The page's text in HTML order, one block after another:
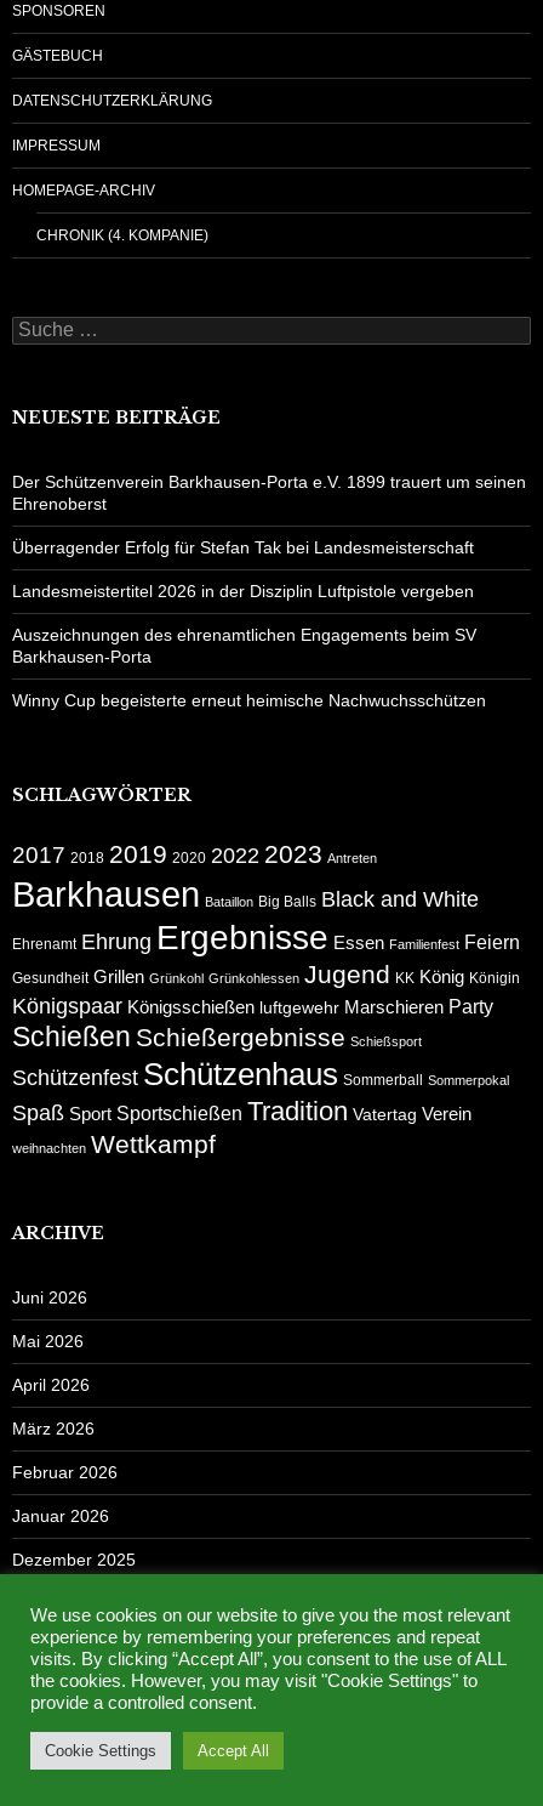
SPONSOREN
GÄSTEBUCH
DATENSCHUTZERKLÄRUNG
IMPRESSUM
HOMEPAGE-ARCHIV
CHRONIK (4. KOMPANIE)
Suche
nach:
NEUESTE BEITRÄGE
Der Schützenverein Barkhausen-Porta e.V. 1899 trauert um seinen
Ehrenoberst
Überragender Erfolg für Stefan Tak bei Landesmeisterschaft
Landesmeistertitel 2026 in der Disziplin Luftpistole vergeben
Auszeichnungen des ehrenamtlichen Engagements beim SV
Barkhausen-Porta
Winny Cup begeisterte erneut heimische Nachwuchsschützen
SCHLAGWÖRTER
2017 2018 2019 2020 2022 2023 Antreten
Barkhausen Bataillon Big Balls Black and White
Ehrenamt Ehrung Ergebnisse Essen Familienfest Feiern
Gesundheit Grillen Grünkohl Grünkohlessen Jugend KK König Königin
Königspaar Königsschießen luftgewehr Marschieren Party
Schießen Schießergebnisse Schießsport
Schützenfest Schützenhaus Sommerball Sommerpokal
Spaß Sport Sportschießen Tradition Vatertag Verein
weihnachten Wettkampf
ARCHIVE
Juni 2026
Mai 2026
April 2026
März 2026
Februar 2026
Januar 2026
Dezember 2025
Oktober 2025
September 2025
August 2025
We use cookies on our website to give you the most relevant
experience by remembering your preferences and repeat
visits. By clicking “Accept All”, you consent to the use of ALL
the cookies. However, you may visit "Cookie Settings" to
provide a controlled consent.
Cookie Settings Accept All